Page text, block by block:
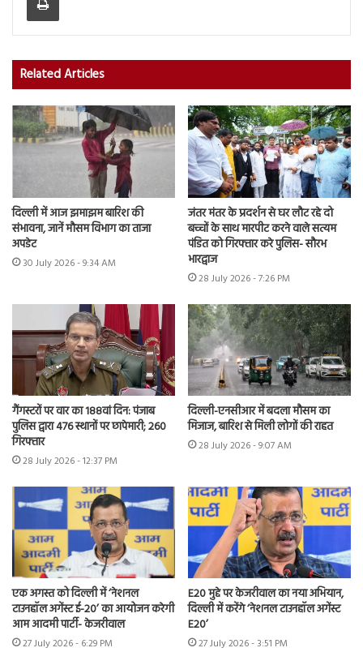
Related Articles
दिल्ली में आज झमाझम बारिश की
संभावना, जानें मौसम विभाग का ताजा
अपडेट
30 July 2026 - 9:34 AM
जंतर मंतर के प्रदर्शन से घर लौट रहे दो
बच्चों के साथ मारपीट करने वाले सत्यम
पंडित को गिरफ्तार करे पुलिस- सौरभ
भारद्वाज
28 July 2026 - 7:26 PM
गैंगस्टरों पर वार का 188वां दिन: पंजाब
पुलिस द्वारा 476 स्थानों पर छापेमारी; 260
गिरफ्तार
28 July 2026 - 12:37 PM
दिल्ली-एनसीआर में बदला मौसम का
मिजाज, बारिश से मिली लोगों की राहत
28 July 2026 - 9:07 AM
एक अगस्त को दिल्ली में ‘नेशनल
टाउनहॉल अगेंस्ट ई-20’ का आयोजन करेगी
आम आदमी पार्टी- केजरीवाल
27 July 2026 - 6:29 PM
E20 मुद्दे पर केजरीवाल का नया अभियान,
दिल्ली में करेंगे ‘नेशनल टाउनहॉल अगेंस्ट
E20’
27 July 2026 - 3:51 PM